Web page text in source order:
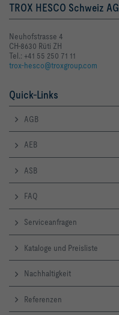
TROX HESCO Schweiz AG
Neuhofstrasse 4
CH-8630 Rüti ZH
Tel.: +41 55 250 71 11
trox-hesco@troxgroup.com
Quick-Links
AGB
AEB
ASB
FAQ
Serviceanfragen
Kataloge und Preisliste
Nachhaltigkeit
Referenzen